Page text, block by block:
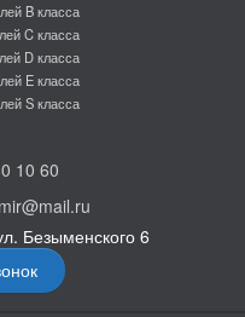
B класса
C класса
D класса
E класса
S класса
10 60
Безыменского 6